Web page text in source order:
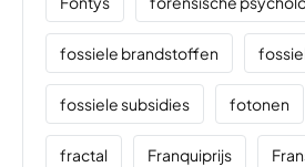
fossiele brandstoffen
fossiele subsidies fotonen
fractal Franquiprijs